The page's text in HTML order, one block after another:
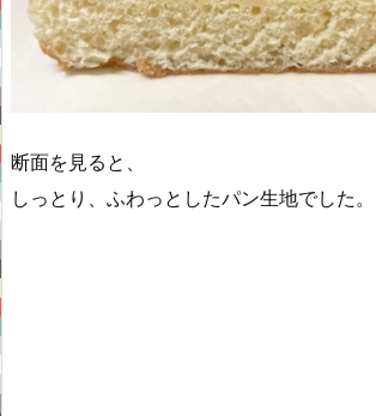
断面を見ると、
しっとり、ふわっとしたパン生地でした。